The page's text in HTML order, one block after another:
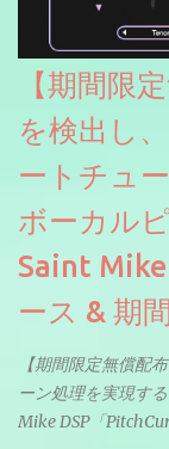
【期間限
を検出し
ートチュ
ボーカル
Saint Mike
ース & 期
【期間限定無償配
ーン処理を実現す
Mike DSP「